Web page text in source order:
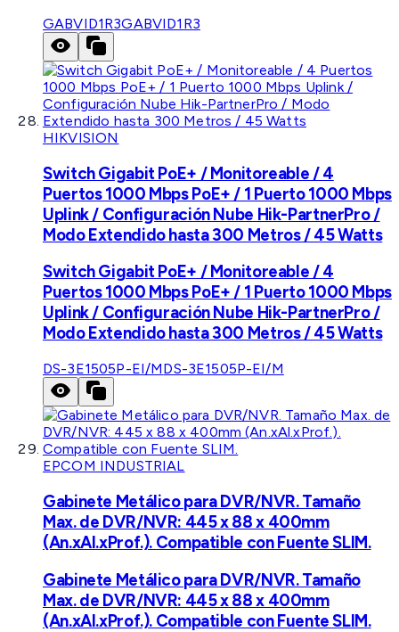
GABVID1R3GABVID1R3
HIKVISION
Switch Gigabit PoE+ / Monitoreable / 4
Puertos 1000 Mbps PoE+ / 1 Puerto 1000 Mbps
Uplink / Configuración Nube Hik-PartnerPro /
Modo Extendido hasta 300 Metros / 45 Watts
Switch Gigabit PoE+ / Monitoreable / 4
Puertos 1000 Mbps PoE+ / 1 Puerto 1000 Mbps
Uplink / Configuración Nube Hik-PartnerPro /
Modo Extendido hasta 300 Metros / 45 Watts
DS-3E1505P-EI/MDS-3E1505P-EI/M
EPCOM INDUSTRIAL
Gabinete Metálico para DVR/NVR. Tamaño
Max. de DVR/NVR: 445 x 88 x 400mm
(An.xAl.xProf.). Compatible con Fuente SLIM.
Gabinete Metálico para DVR/NVR. Tamaño
Max. de DVR/NVR: 445 x 88 x 400mm
(An.xAl.xProf.). Compatible con Fuente SLIM.